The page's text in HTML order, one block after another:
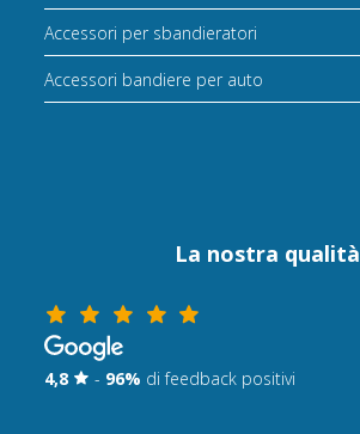
Accessori per sbandieratori
Accessori bandiere per auto
La nostra qualità
4,8 - 96% di feedback positivi